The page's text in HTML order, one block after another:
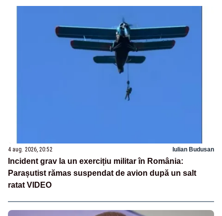
4 aug. 2026, 20:52 Iulian Budusan
Incident grav la un exercițiu militar în România:
Parașutist rămas suspendat de avion după un salt
ratat VIDEO